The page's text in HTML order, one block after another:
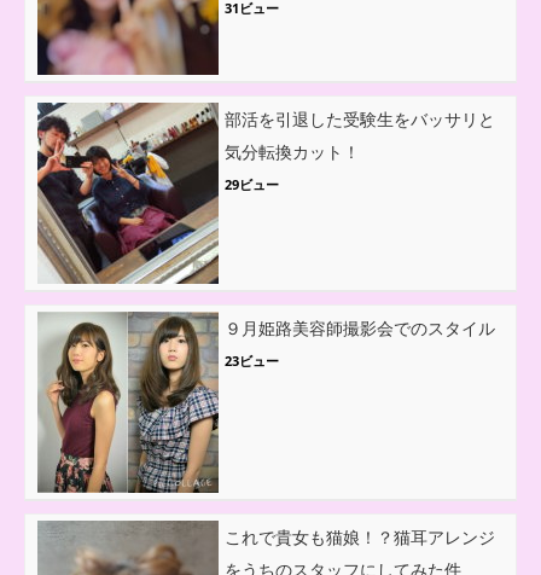
31ビュー
部活を引退した受験生をバッサリと
気分転換カット！
29ビュー
９月姫路美容師撮影会でのスタイル
23ビュー
これで貴女も猫娘！？猫耳アレンジ
をうちのスタッフにしてみた件